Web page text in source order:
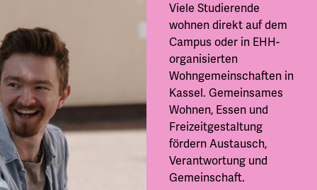
Viele Studierende
wohnen direkt auf dem
Campus oder in EHH-
organisierten
Wohngemeinschaften in
Kassel. Gemeinsames
Wohnen, Essen und
Freizeitgestaltung
fördern Austausch,
Verantwortung und
Gemeinschaft.